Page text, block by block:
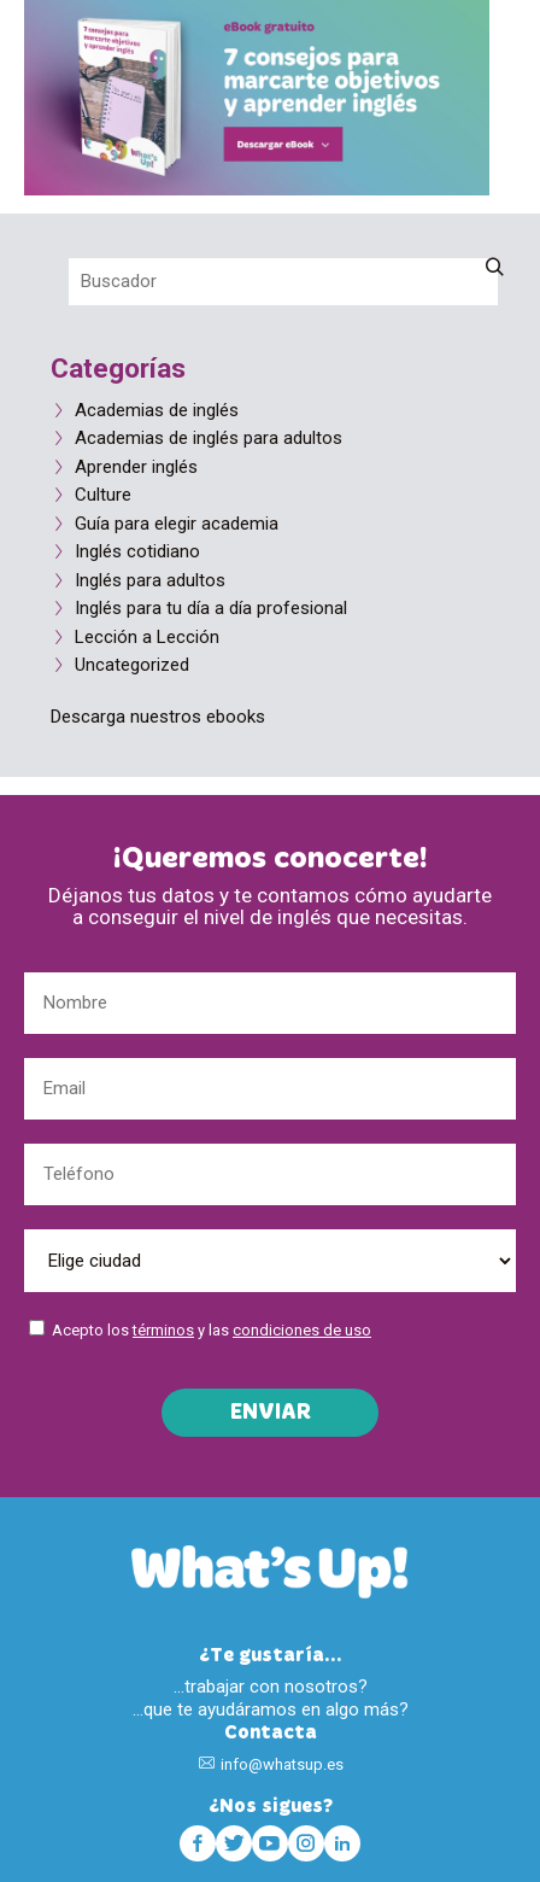
Categorías
Academias de inglés
Academias de inglés para adultos
Aprender inglés
Culture
Guía para elegir academia
Inglés cotidiano
Inglés para adultos
Inglés para tu día a día profesional
Lección a Lección
Uncategorized
Descarga nuestros ebooks
¡Queremos conocerte!
Déjanos tus datos y te contamos cómo ayudarte
a conseguir el nivel de inglés que necesitas.
Acepto lostérminos y las condiciones de uso
ENVIAR
¿Te gustaría...
…trabajar con nosotros?
…que te ayudáramos en algo más?
Contacta
info@whatsup.es
¿Nos sigues?